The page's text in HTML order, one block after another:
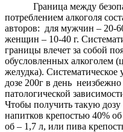
Граница между
потреблением алкоголя
авторов: для мужчин – 20-
женщин – 10-40 г.
границы влечет за собой
обусловленных алкоголем
желудка). Систематическое
дозе 200г в день
патологической
Чтобы получить такую
напитков крепостью 40%
об – 1,7 л, или пива